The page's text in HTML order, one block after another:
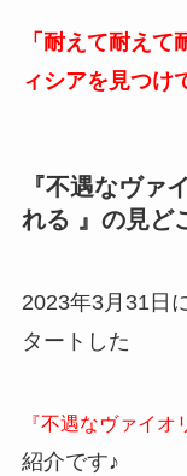
「耐えて耐え
ィシアを見つけ
『不遇なヴァ
れる 』の見ど
2023年3月31日
タートした
『不遇なヴァイオ
紹介です♪